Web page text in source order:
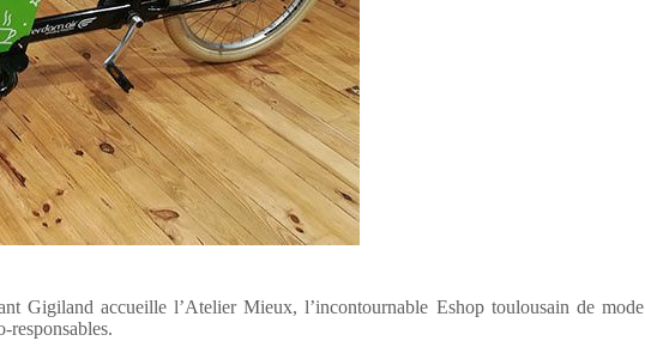
Gigiland accueille l’Atelier Mieux, l’incontournable Eshop toulousain de mode
responsables.